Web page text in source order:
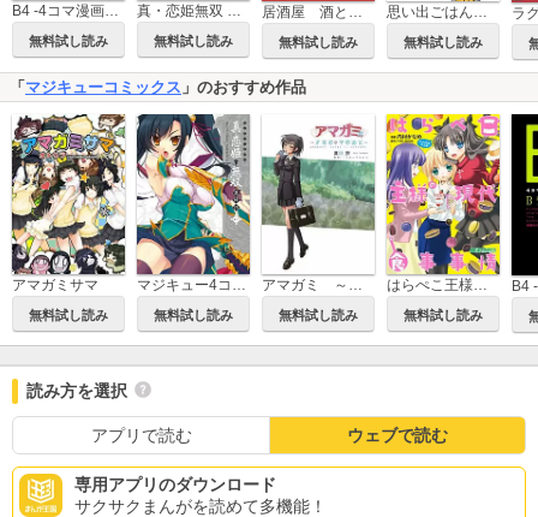
B4 -4コマ漫画で楽しく読める！B型人間の特徴-
無料試し読み
真・恋姫無双 幸宮チノ作品集
無料試し読み
居酒屋 酒と肴と男と女
無料試し読み
思い出ごはん大賞 わたしの食卓物語
無料試し読み
「 マジキューコミックス 」のおすすめ作品
アマガミサマ
無料試し読み
マジキュー4コマ 真・恋姫無双 萌将伝
無料試し読み
アマガミ ～すなおのそのあと～
無料試し読み
はらぺこ王様の現代食事事情 -Fate短編作品集-
無料試し読み
読み方を選択
アプリで読む ウェブで読む
専用アプリのダウンロード
サクサクまんがを読めて多機能！